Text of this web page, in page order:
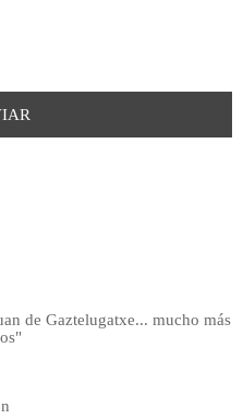
de Gaztelugatxe... mucho más